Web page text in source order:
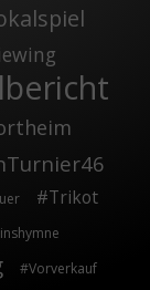
Trikot
Vorverkauf